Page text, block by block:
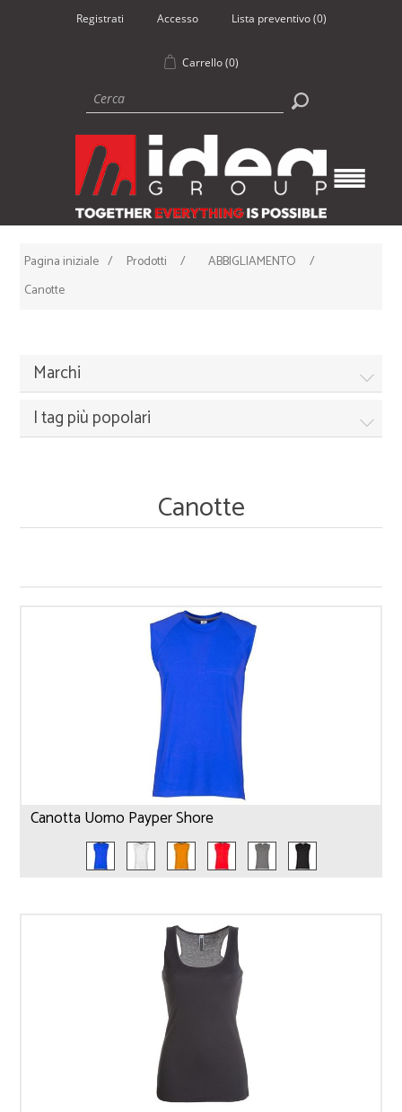
Registrati Accesso Lista preventivo (0)
Carrello (0)
Pagina iniziale / Prodotti / ABBIGLIAMENTO
/
Canotte
Marchi
I tag più popolari
Canotte
Canotta Uomo Payper Shore